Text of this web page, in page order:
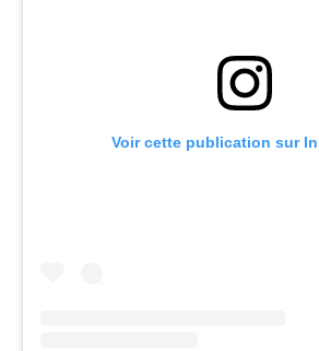
Voir cette publication sur